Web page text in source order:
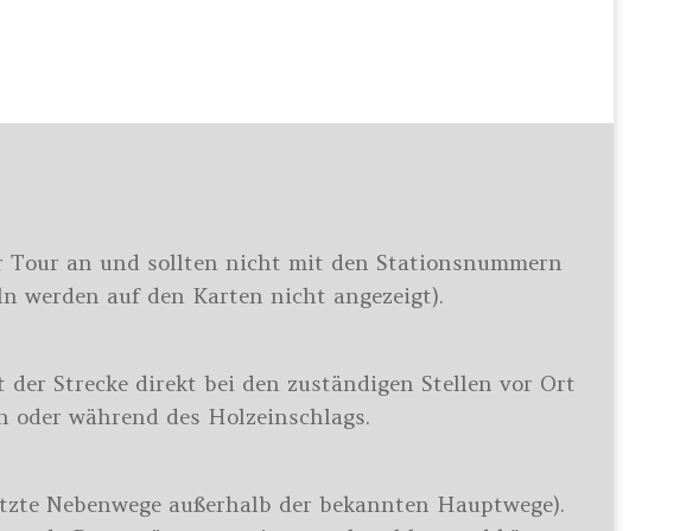
Tour an und sollten nicht mit den Stationsnummern
werden auf den Karten nicht angezeigt).
Strecke direkt bei den zuständigen Stellen vor Ort
während des Holzeinschlags.
Nebenwege außerhalb der bekannten Hauptwege).